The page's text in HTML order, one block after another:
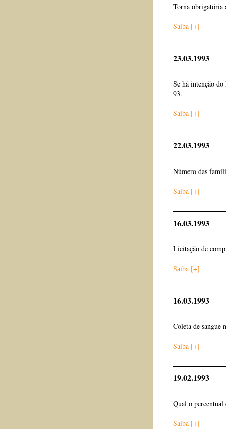
Torna obrigatória
Saiba [+]
23.03.1993
Se há intenção
93.
Saiba [+]
22.03.1993
Número das
Saiba [+]
16.03.1993
Licitação de
Saiba [+]
16.03.1993
Coleta de sangue
Saiba [+]
19.02.1993
Qual o percentual
Saiba [+]